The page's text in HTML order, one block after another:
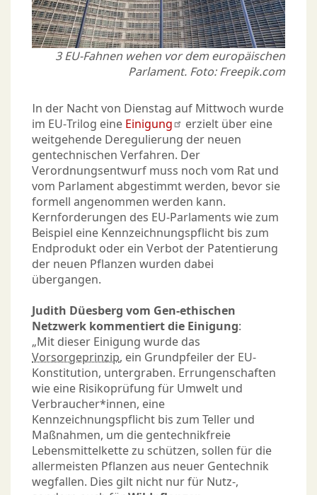
3 EU-Fahnen wehen vor dem europäischen
Parlament. Foto: Freepik.com
In der Nacht von Dienstag auf Mittwoch wurde
im EU-Trilog eine Einigung
erzielt über eine
weitgehende Deregulierung der neuen
gentechnischen Verfahren. Der
Verordnungsentwurf muss noch vom Rat und
vom Parlament abgestimmt werden, bevor sie
formell angenommen werden kann.
Kernforderungen des EU-Parlaments wie zum
Beispiel eine Kennzeichnungspflicht bis zum
Endprodukt oder ein Verbot der Patentierung
der neuen Pflanzen wurden dabei
übergangen.
Judith Düesberg vom Gen-ethischen
Netzwerk kommentiert die Einigung:
„Mit dieser Einigung wurde das
Vorsorgeprinzip, ein Grundpfeiler der EU-
Konstitution, untergraben. Errungenschaften
wie eine Risikoprüfung für Umwelt und
Verbraucher*innen, eine
Kennzeichnungspflicht bis zum Teller und
Maßnahmen, um die gentechnikfreie
Lebensmittelkette zu schützen, sollen für die
allermeisten Pflanzen aus neuer Gentechnik
wegfallen. Dies gilt nicht nur für Nutz-,